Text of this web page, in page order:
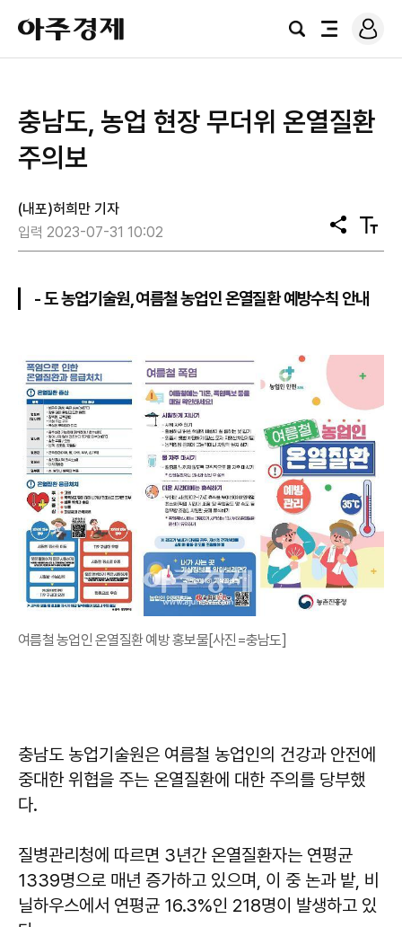
아
주
경
검
전
로
그
충남도, 농업 현장 무더위 온열질환
주의보
(내포)허희만 기자
입력 2023-07-31 10:02
공
유
텍
스
기
- 도 농업기술원, 여름철 농업인 온열질환 예방수칙 안내
여름철 농업인 온열질환 예방 홍보물[사진=충남도]
충남도 농업기술원은 여름철 농업인의 건강과 안전에
중대한 위협을 주는 온열질환에 대한 주의를 당부했
다.
질병관리청에 따르면 3년간 온열질환자는 연평균
1339명으로 매년 증가하고 있으며, 이 중 논과 밭, 비
닐하우스에서 연평균 16.3%인 218명이 발생하고 있